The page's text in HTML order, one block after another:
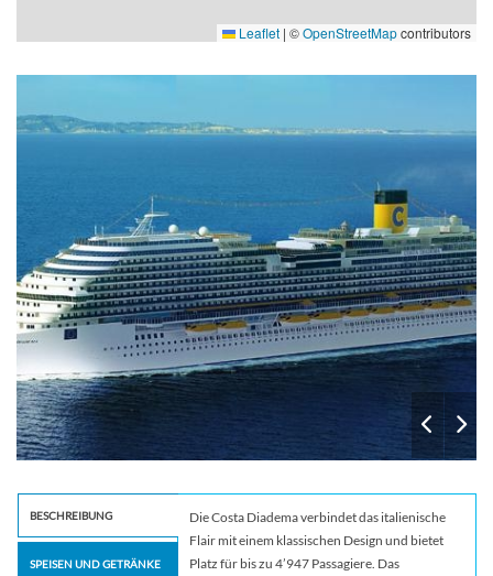
Leaflet | ©OpenStreetMapcontributors
BESCHREIBUNG
SPEISEN UND GETRÄNKE
Die Costa Diadema verbindet das italienische
Flair mit einem klassischen Design und bietet
Platz für bis zu 4’947 Passagiere. Das